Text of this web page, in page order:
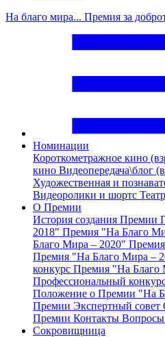
На благо мира... Премия за
Номинации
Короткометражное кино
кино Видеопередача\блог
Художественная и
Видеоролики и шортс Театр
О Премии
История создания Премии
2018" Премия "На Благо
Благо Мира – 2020"
Премия "На Благо Мира –
конкурс Премия "На Благо
Профессиональный
Положение о Премии "На
Премии Экспертный совет
Премии Контакты
Сокровищница